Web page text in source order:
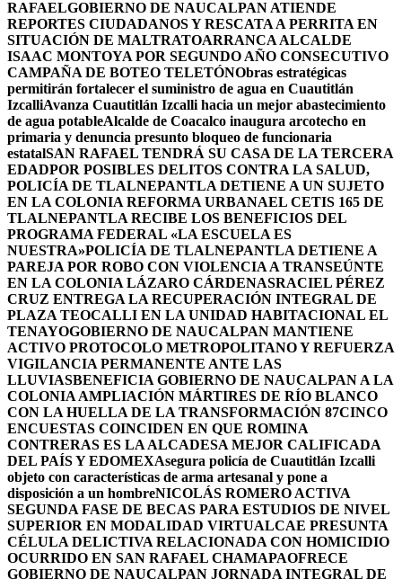
RAFAELGOBIERNO DE NAUCALPAN ATIENDE
REPORTES CIUDADANOS Y RESCATA A PERRITA EN
SITUACIÓN DE MALTRATOARRANCA ALCALDE
ISAAC MONTOYA POR SEGUNDO AÑO CONSECUTIVO
CAMPAÑA DE BOTEO TELETÓNObras estratégicas
permitirán fortalecer el suministro de agua en Cuautitlán
IzcalliAvanza Cuautitlán Izcalli hacia un mejor abastecimiento
de agua potableAlcalde de Coacalco inaugura arcotecho en
primaria y denuncia presunto bloqueo de funcionaria
estatalSAN RAFAEL TENDRÁ SU CASA DE LA TERCERA
EDADPOR POSIBLES DELITOS CONTRA LA SALUD,
POLICÍA DE TLALNEPANTLA DETIENE A UN SUJETO
EN LA COLONIA REFORMA URBANAEL CETIS 165 DE
TLALNEPANTLA RECIBE LOS BENEFICIOS DEL
PROGRAMA FEDERAL «LA ESCUELA ES
NUESTRA»POLICÍA DE TLALNEPANTLA DETIENE A
PAREJA POR ROBO CON VIOLENCIA A TRANSEÚNTE
EN LA COLONIA LÁZARO CÁRDENASRACIEL PÉREZ
CRUZ ENTREGA LA RECUPERACIÓN INTEGRAL DE
PLAZA TEOCALLI EN LA UNIDAD HABITACIONAL EL
TENAYOGOBIERNO DE NAUCALPAN MANTIENE
ACTIVO PROTOCOLO METROPOLITANO Y REFUERZA
VIGILANCIA PERMANENTE ANTE LAS
LLUVIASBENEFICIA GOBIERNO DE NAUCALPAN A LA
COLONIA AMPLIACIÓN MÁRTIRES DE RÍO BLANCO
CON LA HUELLA DE LA TRANSFORMACIÓN 87CINCO
ENCUESTAS COINCIDEN EN QUE ROMINA
CONTRERAS ES LA ALCADESA MEJOR CALIFICADA
DEL PAÍS Y EDOMEXAsegura policía de Cuautitlán Izcalli
objeto con características de arma artesanal y pone a
disposición a un hombreNICOLÁS ROMERO ACTIVA
SEGUNDA FASE DE BECAS PARA ESTUDIOS DE NIVEL
SUPERIOR EN MODALIDAD VIRTUALCAE PRESUNTA
CÉLULA DELICTIVA RELACIONADA CON HOMICIDIO
OCURRIDO EN SAN RAFAEL CHAMAPAOFRECE
GOBIERNO DE NAUCALPAN JORNADA INTEGRAL DE